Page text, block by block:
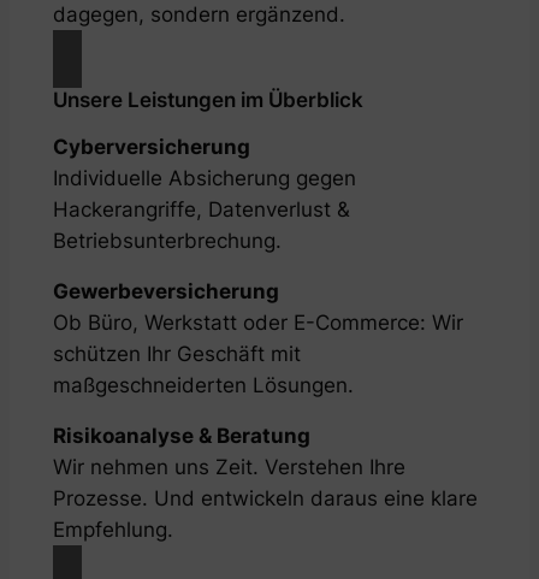
dagegen, sondern ergänzend.
Unsere Leistungen im Überblick
Cyberversicherung
Individuelle Absicherung gegen
Hackerangriffe, Datenverlust &
Betriebsunterbrechung.
Gewerbeversicherung
Ob Büro, Werkstatt oder E-Commerce: Wir
schützen Ihr Geschäft mit
maßgeschneiderten Lösungen.
Risikoanalyse & Beratung
Wir nehmen uns Zeit. Verstehen Ihre
Prozesse. Und entwickeln daraus eine klare
Empfehlung.